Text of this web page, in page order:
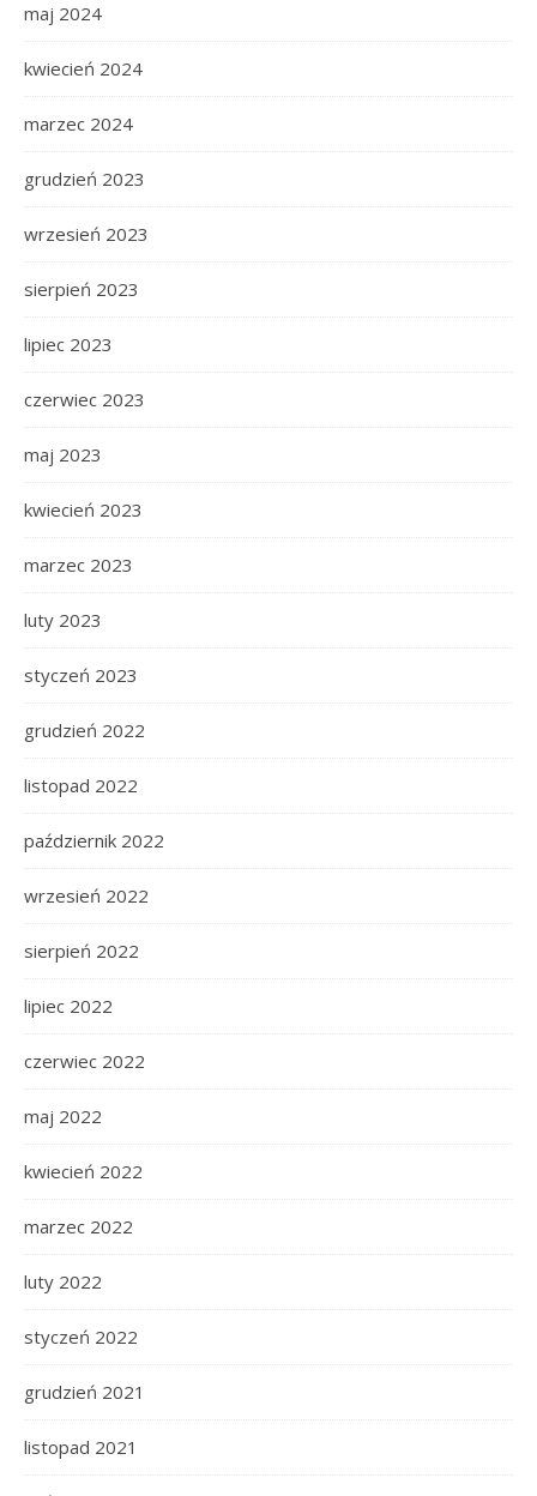
maj 2024
kwiecień 2024
marzec 2024
grudzień 2023
wrzesień 2023
sierpień 2023
lipiec 2023
czerwiec 2023
maj 2023
kwiecień 2023
marzec 2023
luty 2023
styczeń 2023
grudzień 2022
listopad 2022
październik 2022
wrzesień 2022
sierpień 2022
lipiec 2022
czerwiec 2022
maj 2022
kwiecień 2022
marzec 2022
luty 2022
styczeń 2022
grudzień 2021
listopad 2021